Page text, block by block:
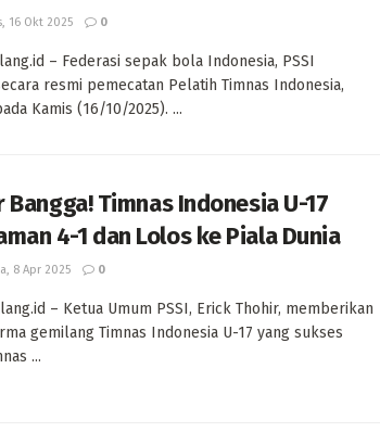
16 Okt 2025 0
– Federasi sepak bola Indonesia, PSSI
resmi pemecatan Pelatih Timnas Indonesia,
Kamis (16/10/2025). ...
Bangga! Timnas Indonesia U-17
4-1 dan Lolos ke Piala Dunia
8 Apr 2025 0
– Ketua Umum PSSI, Erick Thohir, memberikan
gemilang Timnas Indonesia U-17 yang sukses
...